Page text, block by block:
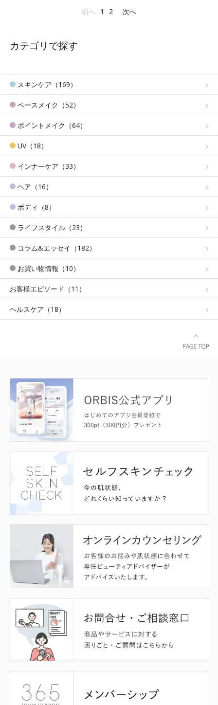
前へ 1 2 次へ
カテゴリで探す
スキンケア（169）
ベースメイク（52）
ポイントメイク（64）
UV（18）
インナーケア（33）
ヘア（16）
ボディ（8）
ライフスタイル（23）
コラム&エッセイ（182）
お買い物情報（10）
お客様エピソード（11）
ヘルスケア（18）